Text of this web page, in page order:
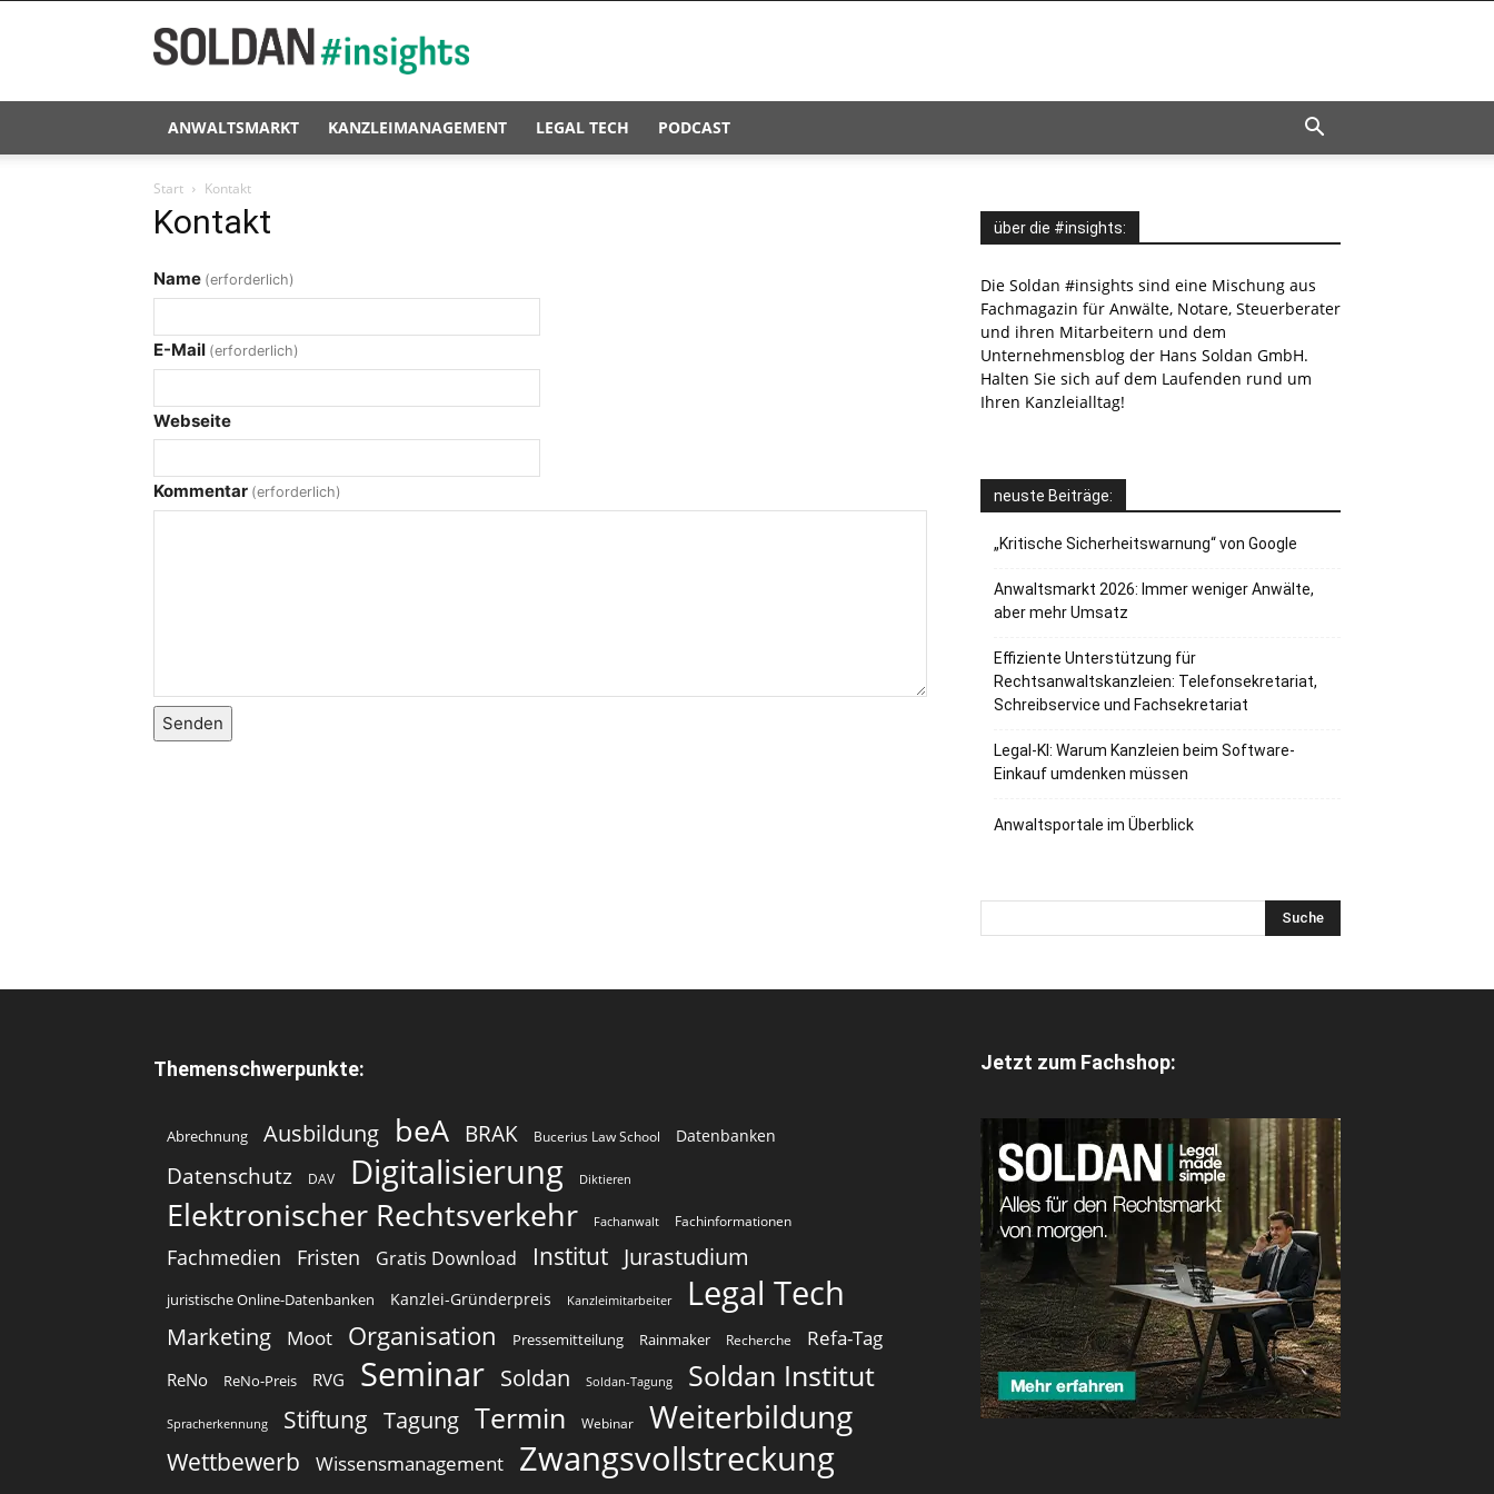
#insights
ANWALTSMARKT KANZLEIMANAGEMENT LEGAL TECH PODCAST
Start Kontakt
Kontakt
Name (erforderlich)
E-Mail (erforderlich)
Webseite
Kommentar (erforderlich)
Senden
über die #insights:
Die Soldan #insights sind eine Mischung aus
Fachmagazin für Anwälte, Notare, Steuerberater
und ihren Mitarbeitern und dem
Unternehmensblog der Hans Soldan GmbH.
Halten Sie sich auf dem Laufenden rund um
Ihren Kanzleialltag!
neuste Beiträge:
„Kritische Sicherheitswarnung“ von Google
Anwaltsmarkt 2026: Immer weniger Anwälte,
aber mehr Umsatz
Effiziente Unterstützung für
Rechtsanwaltskanzleien: Telefonsekretariat,
Schreibservice und Fachsekretariat
Legal-KI: Warum Kanzleien beim Software-
Einkauf umdenken müssen
Anwaltsportale im Überblick
Themenschwerpunkte:
Abrechnung Ausbildung beA BRAK Bucerius Law School Datenbanken
Datenschutz DAV Digitalisierung Diktieren
Elektronischer Rechtsverkehr Fachanwalt Fachinformationen
Fachmedien Fristen Gratis Download Institut Jurastudium
juristische Online-Datenbanken Kanzlei-Gründerpreis Kanzleimitarbeiter Legal Tech
Marketing Moot Organisation Pressemitteilung Rainmaker Recherche Refa-Tag
ReNo ReNo-Preis RVG Seminar Soldan Soldan-Tagung Soldan Institut
Spracherkennung Stiftung Tagung Termin Webinar Weiterbildung
Wettbewerb Wissensmanagement Zwangsvollstreckung
Jetzt zum Fachshop: